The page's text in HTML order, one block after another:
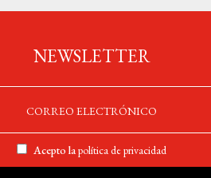
NEWSLETTER
Acepto lapolítica de privacidad